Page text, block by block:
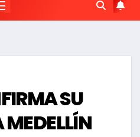
SU
MEDELLÍN